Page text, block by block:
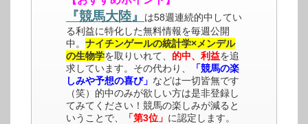
『競馬大陸』
は58週連続的中してい
る利益に特化した無料情報を毎週公開
中。 ナイチンゲールの統計学×メンデル
の生物学を取りいれて、 的中、利益を追
求しています。その代わり、
「競馬の楽
しみや予想の喜び」 などは一切皆無です
（笑）的中のみが欲しい方は是非登録し
てみてください！競馬の楽しみが減ると
いうことで、
「第3位」 に認定します。